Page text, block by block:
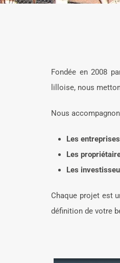
Fondée en 2008
lilloise, nous
Nous
Les entreprises
Les
Les
Chaque projet est
définition de votre